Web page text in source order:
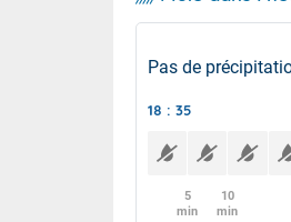
Pas de
18 : 35
5
min
10
min